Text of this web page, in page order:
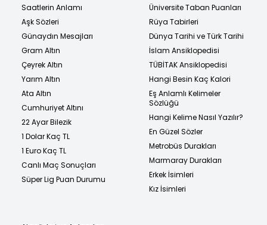
Saatlerin Anlamı
Aşk Sözleri
Günaydın Mesajları
Gram Altın
Çeyrek Altın
Yarım Altın
Ata Altın
Cumhuriyet Altını
22 Ayar Bilezik
1 Dolar Kaç TL
1 Euro Kaç TL
Canlı Maç Sonuçları
Süper Lig Puan Durumu
Üniversite Taban Puanları
Rüya Tabirleri
Dünya Tarihi ve Türk Tarihi
İslam Ansiklopedisi
TÜBİTAK Ansiklopedisi
Hangi Besin Kaç Kalori
Eş Anlamlı Kelimeler
Sözlüğü
Hangi Kelime Nasıl Yazılır?
En Güzel Sözler
Metrobüs Durakları
Marmaray Durakları
Erkek İsimleri
Kız İsimleri